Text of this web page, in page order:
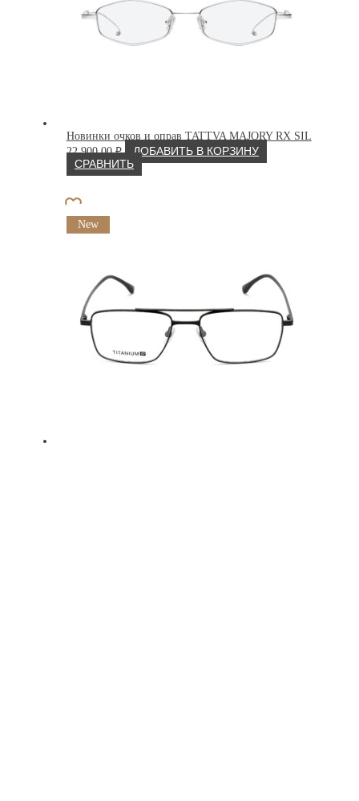
Новинки очков и оправ TATTVA MAJORY RX SIL
22 900.00₽
ДОБАВИТЬ В КОРЗИНУ
СРАВНИТЬ
New